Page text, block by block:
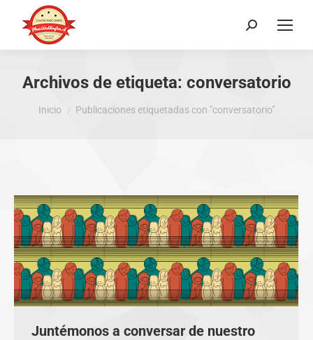
Buscar:
Archivos de etiqueta: conversatorio
Estás aquí:
Inicio Publicaciones etiquetadas con "conversatorio"
Juntémonos a conversar de nuestro